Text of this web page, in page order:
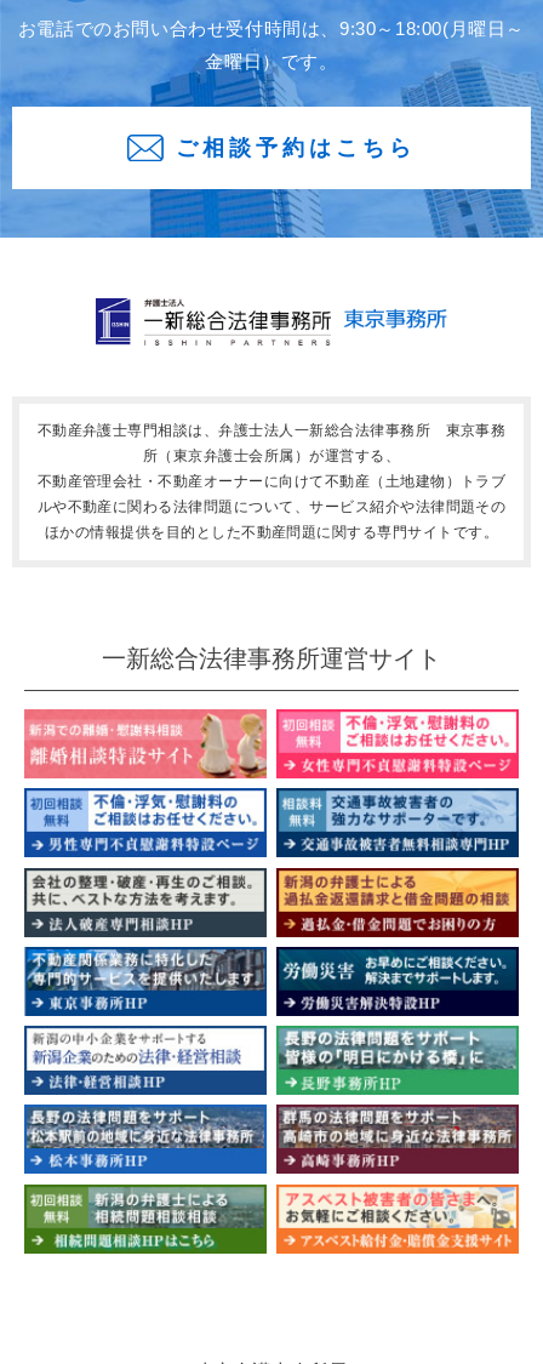
お電話でのお問い合わせ受付時間は、9:30～18:00(月曜日～
金曜日）です。
ご相談予約はこちら
不動産弁護士専門相談は、弁護士法人一新総合法律事務所 東京事務
所（東京弁護士会所属）が運営する、
不動産管理会社・不動産オーナーに向けて不動産（土地建物）トラブ
ルや不動産に関わる法律問題について、サービス紹介や法律問題その
ほかの情報提供を目的とした不動産問題に関する専門サイトです。
一新総合法律事務所運営サイト